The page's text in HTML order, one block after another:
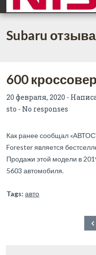
Subaru
600
20 февраля, 2020 -
sto - No responses
Как ранее сообщал
Forester является
Продажи этой модели в
5603 автомобиля.
Tags: авто